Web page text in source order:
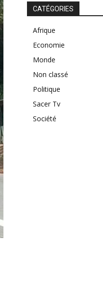
CATÉGORIES
Afrique
Economie
Monde
Non classé
Politique
Sacer Tv
Société